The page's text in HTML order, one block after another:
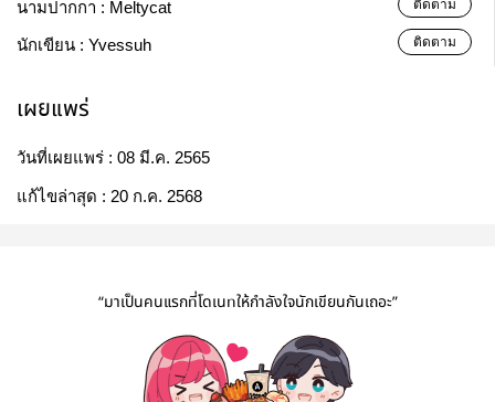
นามปากกา : Meltycat ติดตาม
นักเขียน : Yvessuh ติดตาม
เผยแพร่
วันที่เผยแพร่ : 08 มี.ค. 2565
แก้ไขล่าสุด : 20 ก.ค. 2568
“มาเป็นคนแรกที่โดเนทให้กำลังใจนักเขียนกันเถอะ”